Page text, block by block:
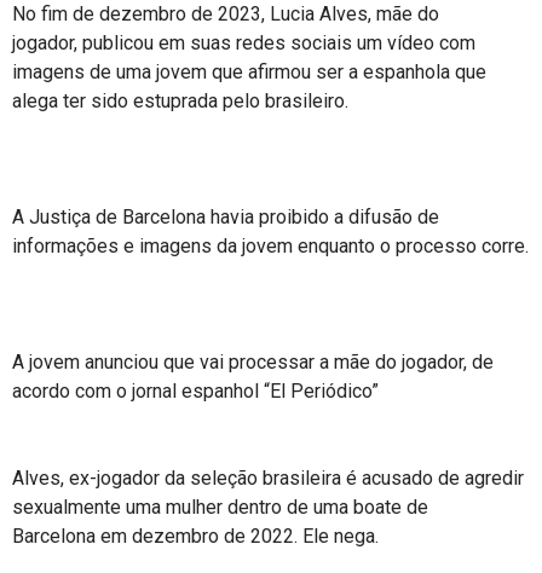
No fim de dezembro de 2023, Lucia Alves, mãe do
jogador, publicou em suas redes sociais um vídeo com
imagens de uma jovem que afirmou ser a espanhola que
alega ter sido estuprada pelo brasileiro.
A Justiça de Barcelona havia proibido a difusão de
informações e imagens da jovem enquanto o processo corre.
A jovem anunciou que vai processar a mãe do jogador, de
acordo com o jornal espanhol “El Periódico”
Alves, ex-jogador da seleção brasileira é acusado de agredir
sexualmente uma mulher dentro de uma boate de
Barcelona em dezembro de 2022. Ele nega.